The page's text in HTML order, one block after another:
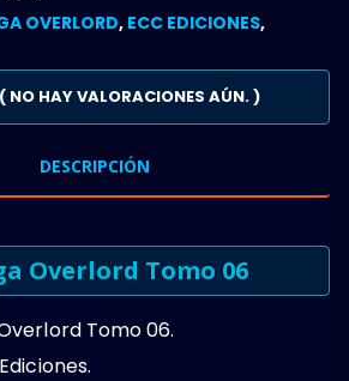
OVERLORD, ECC EDICIONES,
( NO HAY VALORACIONES AÚN. )
DESCRIPCIÓN
Overlord Tomo 06
Tomo 06.